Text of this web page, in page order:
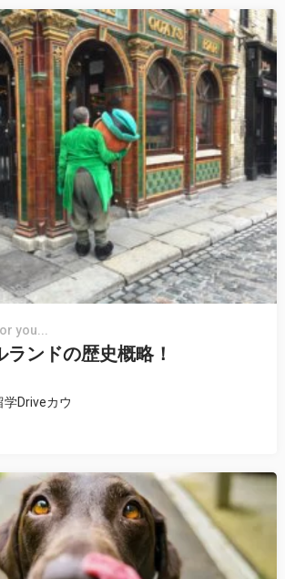
you...
ンドの歴史概略！
Driveカウ